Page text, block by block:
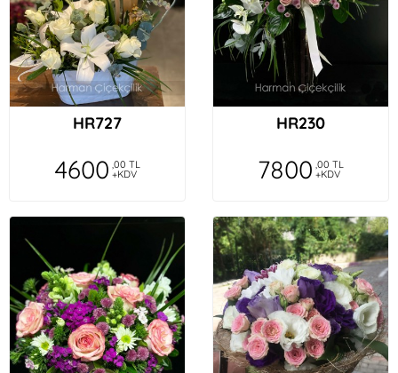
HR727
4600 ,00 TL
+KDV
HR230
7800 ,00 TL
+KDV